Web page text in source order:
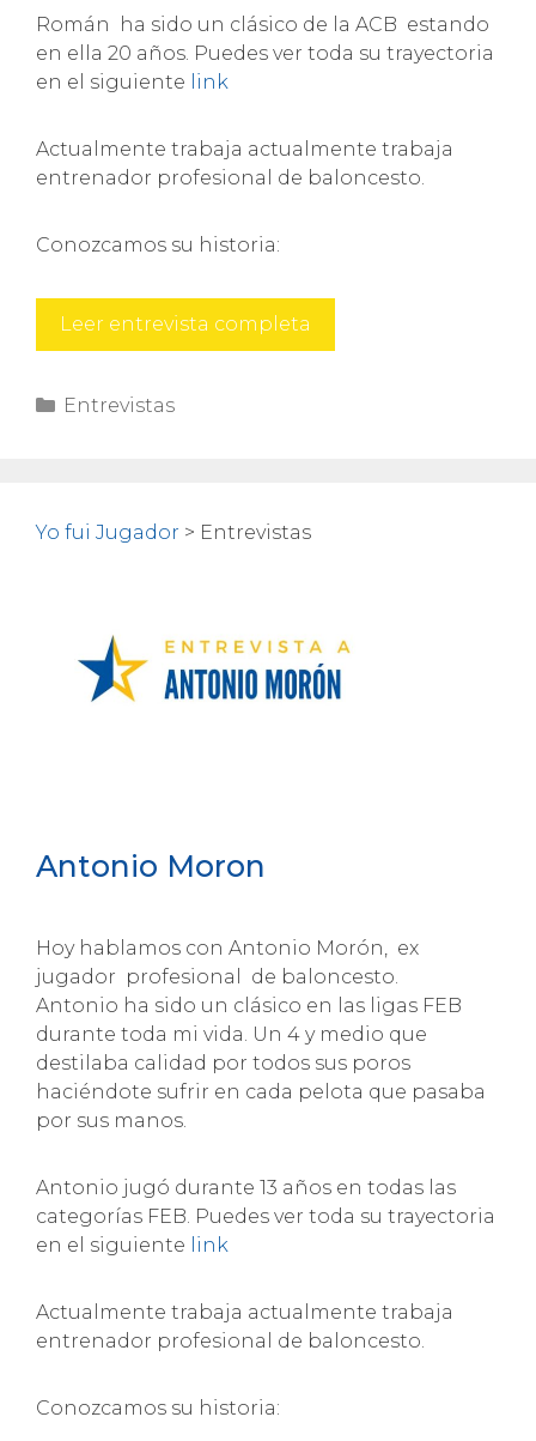
Román ha sido un clásico de la ACB estando
en ella 20 años. Puedes ver toda su trayectoria
en el siguiente link
Actualmente trabaja actualmente trabaja
entrenador profesional de baloncesto.
Conozcamos su historia:
Leer entrevista completa
Montañez
Categorías
Entrevistas
Yo fui Jugador > Entrevistas
Antonio Moron
Hoy hablamos con Antonio Morón, ex
jugador profesional de baloncesto.
Antonio ha sido un clásico en las ligas FEB
durante toda mi vida. Un 4 y medio que
destilaba calidad por todos sus poros
haciéndote sufrir en cada pelota que pasaba
por sus manos.
Antonio jugó durante 13 años en todas las
categorías FEB. Puedes ver toda su trayectoria
en el siguiente
link
Actualmente trabaja actualmente trabaja
entrenador profesional de baloncesto.
Conozcamos su historia: